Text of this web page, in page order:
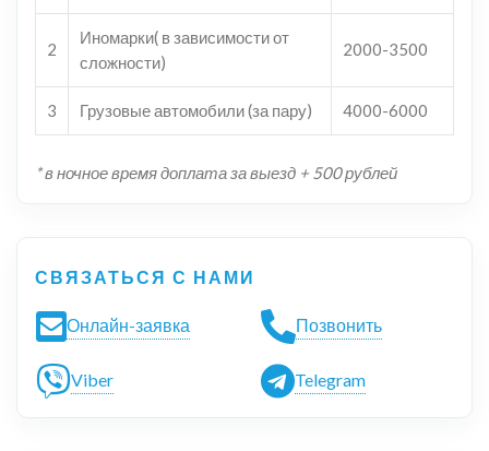
2
Иномарки( в зависимости от
сложности)
2000-3500
3 Грузовые автомобили (за пару) 4000-6000
* в ночное время доплата за выезд + 500 рублей
СВЯЗАТЬСЯ С НАМИ
Онлайн-заявка Позвонить
Viber Telegram